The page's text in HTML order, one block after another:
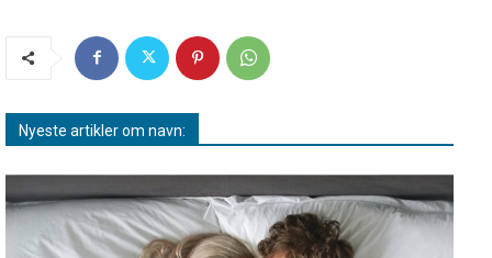
Nyeste artikler om navn: